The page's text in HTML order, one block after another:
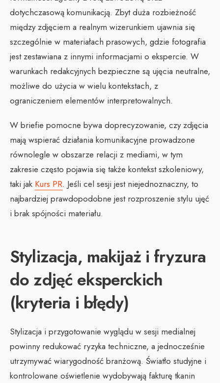
dotychczasową komunikacją. Zbyt duża rozbieżność
między zdjęciem a realnym wizerunkiem ujawnia się
szczególnie w materiałach prasowych, gdzie fotografia
jest zestawiana z innymi informacjami o ekspercie. W
warunkach redakcyjnych bezpieczne są ujęcia neutralne,
możliwe do użycia w wielu kontekstach, z
ograniczeniem elementów interpretowalnych.
W briefie pomocne bywa doprecyzowanie, czy zdjęcia
mają wspierać działania komunikacyjne prowadzone
równolegle w obszarze relacji z mediami, w tym
zakresie często pojawia się także kontekst szkoleniowy,
taki jak Kurs PR. Jeśli cel sesji jest niejednoznaczny, to
najbardziej prawdopodobne jest rozproszenie stylu ujęć
i brak spójności materiału.
Stylizacja, makijaż i fryzura
do zdjęć eksperckich
(kryteria i błędy)
Stylizacja i przygotowanie wyglądu w sesji medialnej
powinny redukować ryzyka techniczne, a jednocześnie
utrzymywać wiarygodność branżową. Światło studyjne i
kontrolowane oświetlenie wydobywają fakturę tkanin